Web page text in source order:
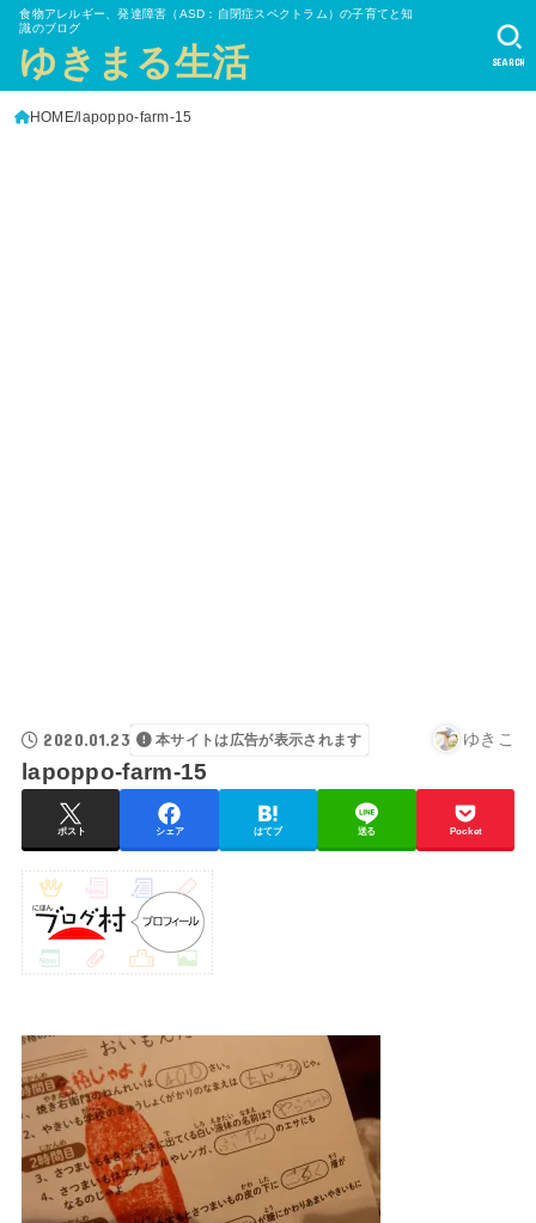
食物アレルギー、発達障害（ASD：自閉症スペクトラム）の子育てと知
識のブログ
ゆきまる生活 SEARCH
HOME lapoppo-farm-15
2020.01.23 本サイトは広告が表示されます ゆきこ
lapoppo-farm-15
ポスト シェア はてブ 送る Pocket